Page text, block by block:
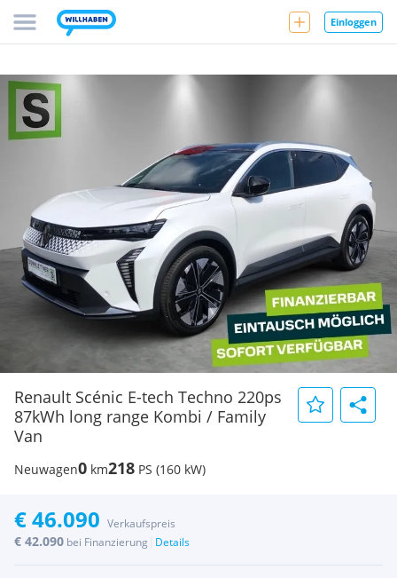
Einloggen
Renault Scénic E-tech Techno 220ps
87kWh long range Kombi / Family
Van
Neuwagen0 km218 PS (160 kW)
€ 46.090 Verkaufspreis
€ 42.090 bei Finanzierung Details